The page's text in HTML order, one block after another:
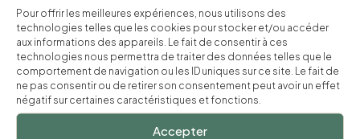
Pour offrir les meilleures expériences, nous utilisons des
technologies telles que les cookies pour stocker et/ou accéder
aux informations des appareils. Le fait de consentir à ces
technologies nous permettra de traiter des données telles que le
comportement de navigation ou les ID uniques sur ce site. Le fait de
ne pas consentir ou de retirer son consentement peut avoir un effet
négatif sur certaines caractéristiques et fonctions.
Accepter
Boostez Revenus et ROI
Immobiliers: Stratégies